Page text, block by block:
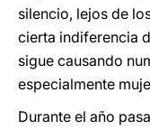
silencio, lejos de
cierta indiferencia
sigue causando
especialmente
Durante el año